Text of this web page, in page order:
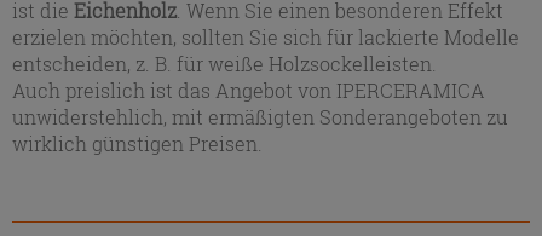
ist die Eichenholz . Wenn Sie einen besonderen Effekt
erzielen möchten, sollten Sie sich für lackierte Modelle
entscheiden, z. B. für weiße Holzsockelleisten.
Auch preislich ist das Angebot von IPERCERAMICA
unwiderstehlich, mit ermäßigten Sonderangeboten zu
wirklich günstigen Preisen.